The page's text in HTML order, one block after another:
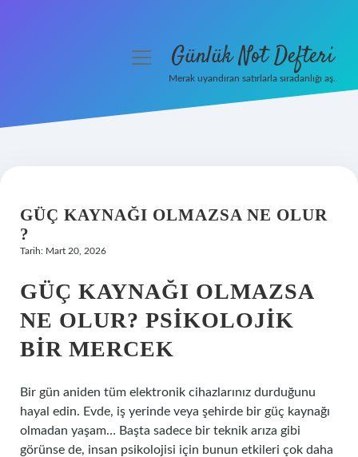
menüyüGünlük Not Defteri
Merak uyandıran satırlarla sıradanlığı aş.
GÜÇ KAYNAĞI OLMAZSA NE OLUR
?
Tarih: Mart 20, 2026
GÜÇ KAYNAĞI OLMAZSA
NE OLUR? PSIKOLOJIK
BIR MERCEK
Bir gün aniden tüm elektronik cihazlarınız durduğunu
hayal edin. Evde, iş yerinde veya şehirde bir güç kaynağı
olmadan yaşam… Başta sadece bir teknik arıza gibi
görünse de, insan psikolojisi için bunun etkileri çok daha